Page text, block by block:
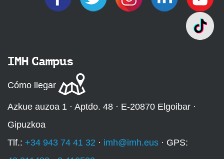
IMH Campus
Cómo llegar
Azkue auzoa 1 · Aptdo. 48 · E-20870 Elgoibar ·
Gipuzkoa
Tlf.: +34 943 74 41 32 · imh@imh.eus · GPS: